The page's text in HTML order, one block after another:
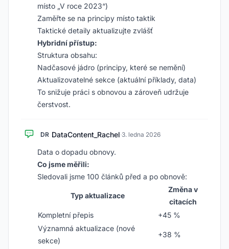
místo „V roce 2023“)
Zaměřte se na principy místo taktik
Taktické detaily aktualizujte zvlášť
Hybridní přístup:
Struktura obsahu:
Nadčasové jádro (principy, které se nemění)
Aktualizovatelné sekce (aktuální příklady, data)
To snižuje práci s obnovou a zároveň udržuje
čerstvost.
DR DataContent_Rachel·3. ledna 2026
Data o dopadu obnovy.
Co jsme měřili:
Sledovali jsme 100 článků před a po obnově:
Typ aktualizace
Změna v
citacích
Kompletní přepis
+45 %
Významná aktualizace (nové
sekce)
+38 %